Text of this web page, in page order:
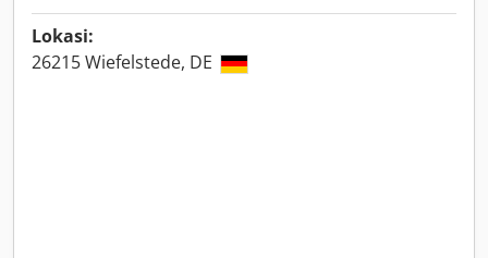
Lokasi:
26215 Wiefelstede, DE